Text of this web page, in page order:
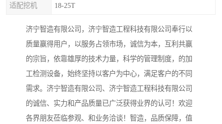
适配挖机 18-25T
济宁智造有限公司，济宁智造工程科技有限公司奉行以
质量赢得用户，以服务占领市场，诚信为本，互利共赢
的宗旨，依靠雄厚的技术力量，科学的管理制度，的加
工检测设备，始终坚持以客户为中心，满足客户的不同
需求。济宁智造有限公司、济宁智造工程科技有限公司
的诚信、实力和产品质量已广泛获得业界的认可！欢迎
各界朋友莅临参观、和业务洽谈！智造，品质保障，值